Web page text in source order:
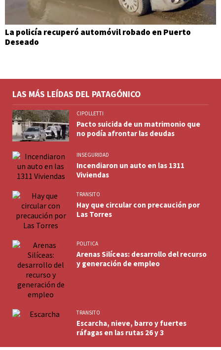
La policía recuperó automóvil robado en Puerto
Deseado
LAS MÁS LEÍDAS DEL PATAGÓNICO
CIPOLLETTI
Pacto suicida de un matrimonio que
no podía afrontar las deudas
INSEGURIDAD
Incendiaron un auto en las 1311
Viviendas
TRANSITO
Hay que circular con precaución por
Las Torres
POLITICA
Arenas Silíceas: desarrollo del recurso
y generación de empleo
TRANSITO
Escarcha, nieve, barro y fuertes
ráfagas en las rutas 26 y 3